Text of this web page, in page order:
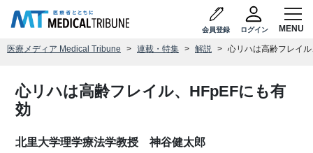
会員登録 ログイン
医療メディア Medical Tribune 連載・特集 解説 心リハは高齢フレイ
心リハは高齢フレイル、HFpEFにも有
効
北里大学理学療法学教授 神谷健太郎